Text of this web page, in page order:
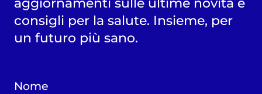
consigli per la salute. Insieme, per
un futuro più sano.
Nome